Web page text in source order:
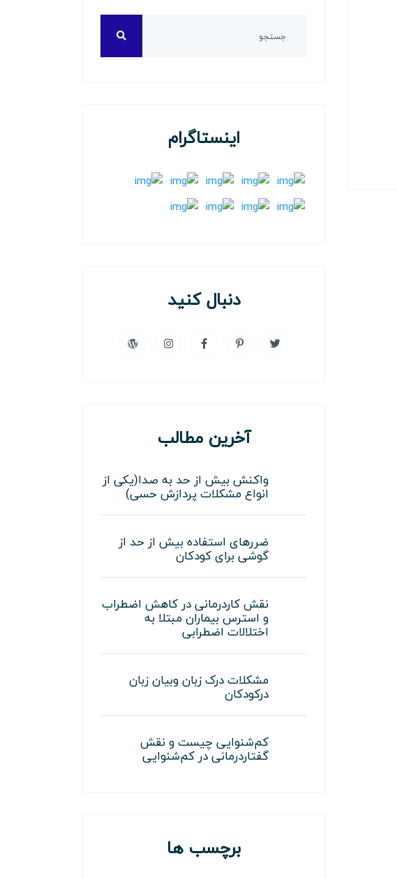
اینستاگرام
دنبال کنید
آخرین مطالب
واکنش بیش از حد به صدا(یکی از
انواع مشکلات پردازش حسی)
ضررهای استفاده بیش از حد از
گوشی برای کودکان
نقش کاردرمانی در کاهش اضطراب
و استرس بیماران مبتلا به
اختلالات اضطرابی
مشکلات درک زبان وبیان زبان
درکودکان
کم‌شنوایی چیست و نقش
گفتاردرمانی در کم‌شنوایی
برچسب ها